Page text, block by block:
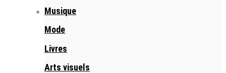
Musique
Mode
Livres
Arts visuels